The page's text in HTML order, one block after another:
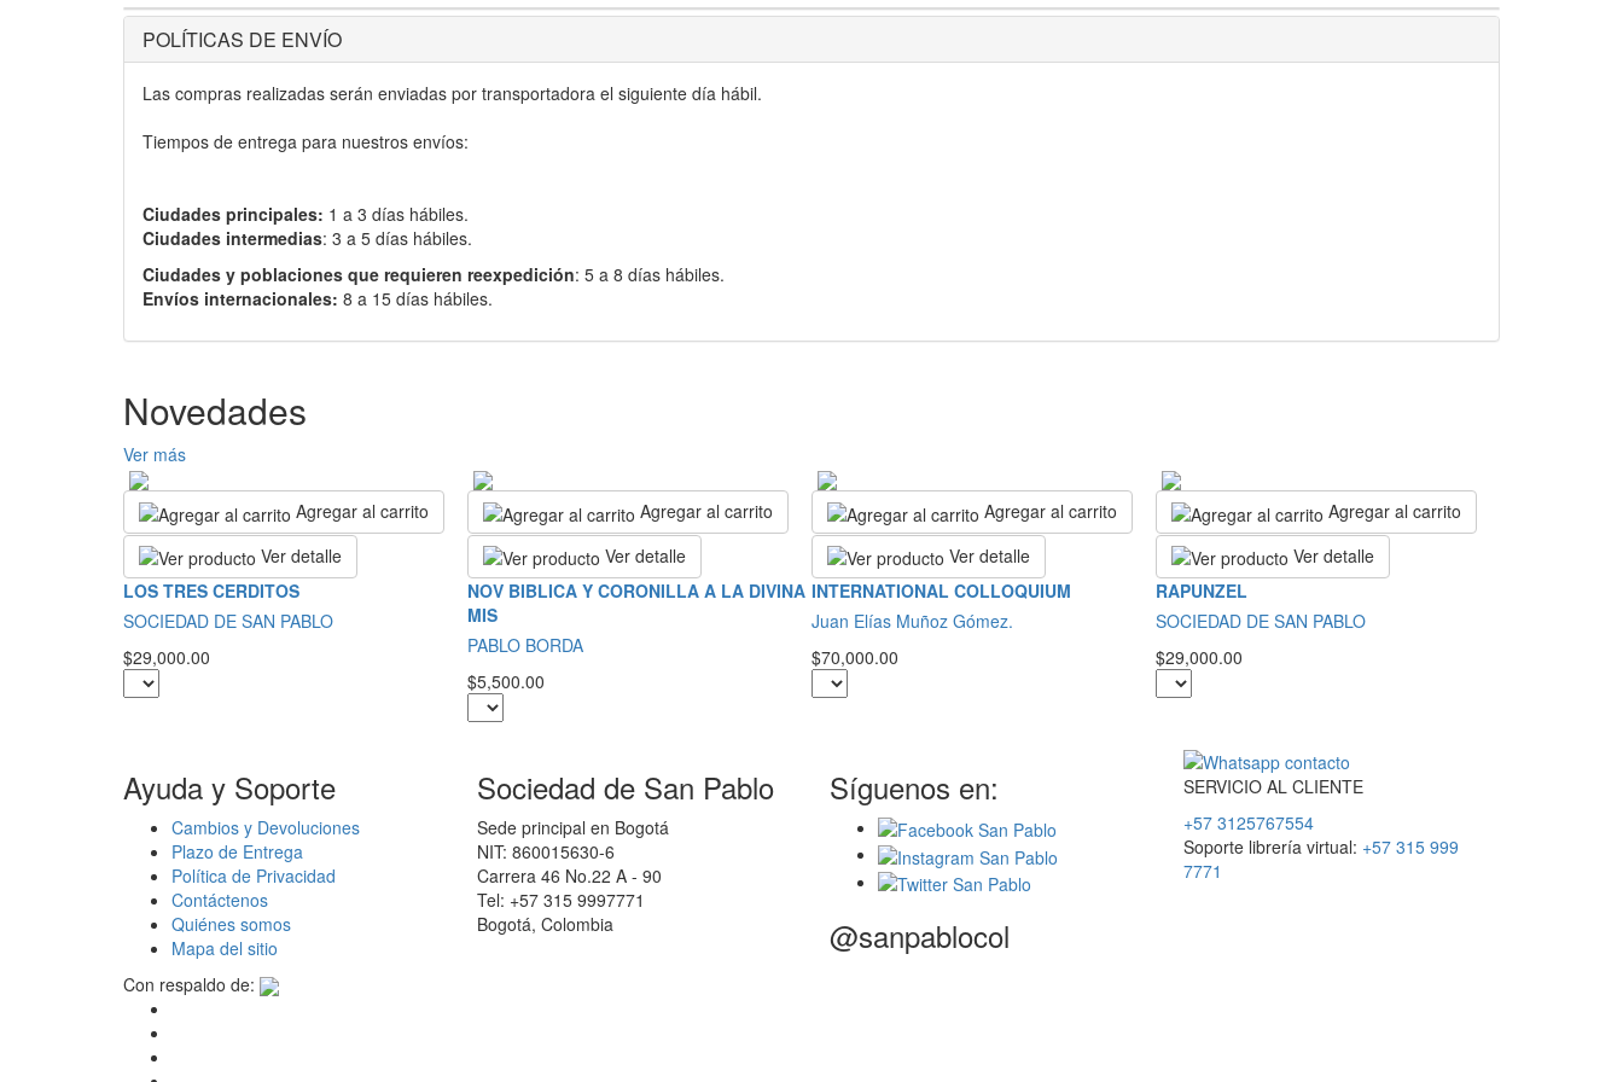
POLÍTICAS DE ENVÍO
Las compras realizadas serán enviadas por transportadora el siguiente día hábil.
Tiempos de entrega para nuestros envíos:
Ciudades principales: 1 a 3 días hábiles.
Ciudades intermedias: 3 a 5 días hábiles.
Ciudades y poblaciones que requieren reexpedición: 5 a 8 días hábiles.
Envíos internacionales: 8 a 15 días hábiles.
Novedades
Ver más
Agregar al carrito
Ver detalle
LOS TRES CERDITOS
SOCIEDAD DE SAN PABLO
$29,000.00
Agregar al carrito
Ver detalle
NOV BIBLICA Y CORONILLA A LA DIVINA
MIS
PABLO BORDA
$5,500.00
Agregar al carrito
Ver detalle
INTERNATIONAL COLLOQUIUM
Juan Elías Muñoz Gómez.
$70,000.00
Agregar al carrito
Ver detalle
RAPUNZEL
SOCIEDAD DE SAN PABLO
$29,000.00
Ayuda y Soporte
Cambios y Devoluciones
Plazo de Entrega
Política de Privacidad
Contáctenos
Quiénes somos
Mapa del sitio
Sociedad de San Pablo
Sede principal en Bogotá
NIT: 860015630-6
Carrera 46 No.22 A - 90
Tel: +57 315 9997771
Bogotá, Colombia
Síguenos en:
@sanpablocol
SERVICIOAL CLIENTE
+57 3125767554
Soporte librería virtual: +57 315 999
7771
Con respaldo de: